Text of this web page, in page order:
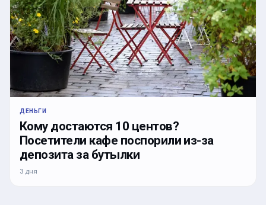
ДЕНЬГИ
Кому достаются 10 центов?
Посетители кафе поспорили из-за
депозита за бутылки
3 дня